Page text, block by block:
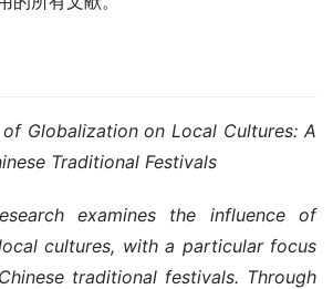
Globalization on Local Cultures: A
Traditional Festivals
examines the influence of
cultures, with a particular focus
traditional festivals. Through